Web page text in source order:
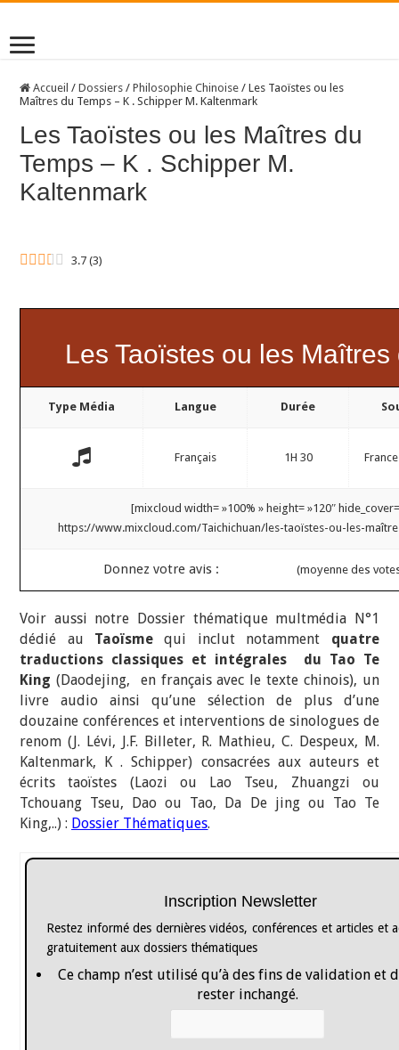
Accueil / Dossiers / Philosophie Chinoise / Les Taoïstes ou les
Maîtres du Temps – K . Schipper M. Kaltenmark
Les Taoïstes ou les Maîtres du
Temps – K . Schipper M.
Kaltenmark
3.7 (3)
Les Taoïstes ou les Maîtres
Type Média Langue Durée
Français 1H 30
[mixcloud width= »100% » height= »120″
https://www.mixcloud.com/Taichichuan/les-taoïstes-ou-les-
Donnez votre avis : (moyenne des
Voir aussi notre Dossier thématique multmédia N°1
dédié au Taoïsme qui inclut notamment quatre
traductions classiques et intégrales du Tao Te
King (Daodejing, en français avec le texte chinois), un
livre audio ainsi qu’une sélection de plus d’une
douzaine conférences et interventions de sinologues de
renom (J. Lévi, J.F. Billeter, R. Mathieu, C. Despeux, M.
Kaltenmark, K . Schipper) consacrées aux auteurs et
écrits taoïstes (Laozi ou Lao Tseu, Zhuangzi ou
Tchouang Tseu, Dao ou Tao, Da De jing ou Tao Te
King,..) : Dossier Thématiques.
Inscription Newsletter
Restez informé des dernières vidéos, conférences et articles et
gratuitement aux dossiers thématiques
Ce champ n’est utilisé qu’à des fins de validation et
rester inchangé.